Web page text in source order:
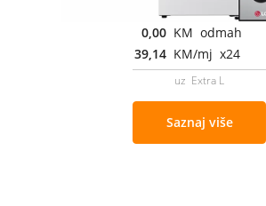
0,00 KM odmah
39,14 KM/mj x24
uz Extra L
Saznaj više